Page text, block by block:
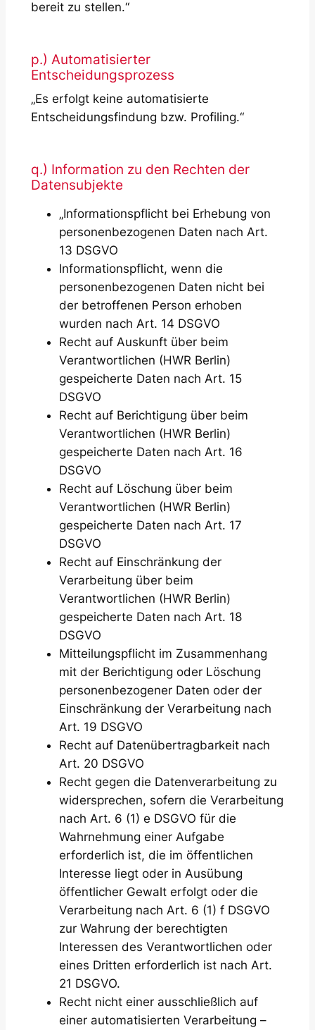
bereit zu stellen.“
p.) Automatisierter
Entscheidungsprozess
„Es erfolgt keine automatisierte
Entscheidungsfindung bzw. Profiling.“
q.) Information zu den Rechten der
Datensubjekte
„Informationspflicht bei Erhebung von
personenbezogenen Daten nach Art.
13 DSGVO
Informationspflicht, wenn die
personenbezogenen Daten nicht bei
der betroffenen Person erhoben
wurden nach Art. 14 DSGVO
Recht auf Auskunft über beim
Verantwortlichen (HWR Berlin)
gespeicherte Daten nach Art. 15
DSGVO
Recht auf Berichtigung über beim
Verantwortlichen (HWR Berlin)
gespeicherte Daten nach Art. 16
DSGVO
Recht auf Löschung über beim
Verantwortlichen (HWR Berlin)
gespeicherte Daten nach Art. 17
DSGVO
Recht auf Einschränkung der
Verarbeitung über beim
Verantwortlichen (HWR Berlin)
gespeicherte Daten nach Art. 18
DSGVO
Mitteilungspflicht im Zusammenhang
mit der Berichtigung oder Löschung
personenbezogener Daten oder der
Einschränkung der Verarbeitung nach
Art. 19 DSGVO
Recht auf Datenübertragbarkeit nach
Art. 20 DSGVO
Recht gegen die Datenverarbeitung zu
widersprechen, sofern die Verarbeitung
nach Art. 6 (1) e DSGVO für die
Wahrnehmung einer Aufgabe
erforderlich ist, die im öffentlichen
Interesse liegt oder in Ausübung
öffentlicher Gewalt erfolgt oder die
Verarbeitung nach Art. 6 (1) f DSGVO
zur Wahrung der berechtigten
Interessen des Verantwortlichen oder
eines Dritten erforderlich ist nach Art.
21 DSGVO.
Recht nicht einer ausschließlich auf
einer automatisierten Verarbeitung –